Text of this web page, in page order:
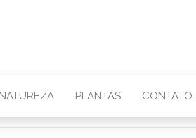
NATUREZA PLANTAS CONTATO